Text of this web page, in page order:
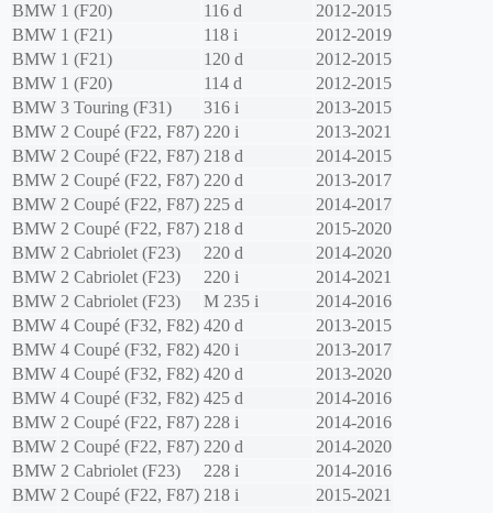
BMW 1 (F20) 116 d
2012-2015
BMW 1 (F21) 118 i
2012-2019
BMW 1 (F21) 120 d
2012-2015
BMW 1 (F20) 114 d
2012-2015
BMW 3 Touring (F31) 316 i
2013-2015
BMW 2 Coupé (F22, F87) 220 i
2013-2021
BMW 2 Coupé (F22, F87) 218 d
2014-2015
BMW 2 Coupé (F22, F87) 220 d
2013-2017
BMW 2 Coupé (F22, F87) 225 d
2014-2017
BMW 2 Coupé (F22, F87) 218 d
2015-2020
BMW 2 Cabriolet (F23) 220 d
2014-2020
BMW 2 Cabriolet (F23) 220 i
2014-2021
BMW 2 Cabriolet (F23) M 235 i
2014-2016
BMW 4 Coupé (F32, F82) 420 d
2013-2015
BMW 4 Coupé (F32, F82) 420 i
2013-2017
BMW 4 Coupé (F32, F82) 420 d
2013-2020
BMW 4 Coupé (F32, F82) 425 d
2014-2016
BMW 2 Coupé (F22, F87) 228 i
2014-2016
BMW 2 Coupé (F22, F87) 220 d
2014-2020
BMW 2 Cabriolet (F23) 228 i
2014-2016
BMW 2 Coupé (F22, F87) 218 i
2015-2021